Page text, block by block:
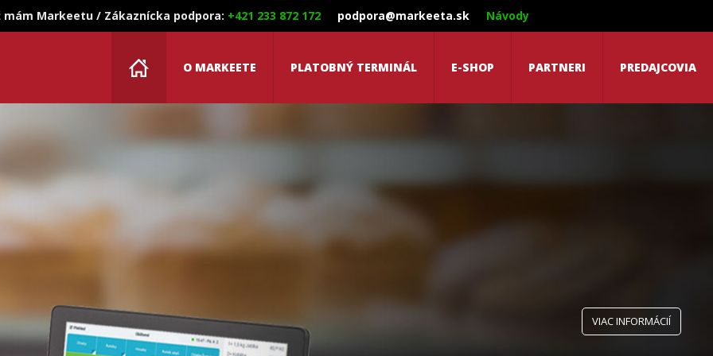
mám Markeetu / Zákaznícka podpora: +421 233 872 172 podpora@markeeta.sk Návody
O MARKEETE PLATOBNÝ TERMINÁL E-SHOP PARTNERI PREDAJCOVIA
VIAC INFORMÁCIÍ